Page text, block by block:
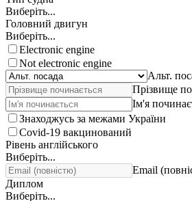
Виберіть...
Головний двигун
Виберіть...
Electronic engine
Not electronic engine
Альт.
Прізвище
Ім'я
Знаходжусь за межами України
Covid-19 вакцинований
Рівень англійського
Виберіть...
Email
Диплом
Виберіть...